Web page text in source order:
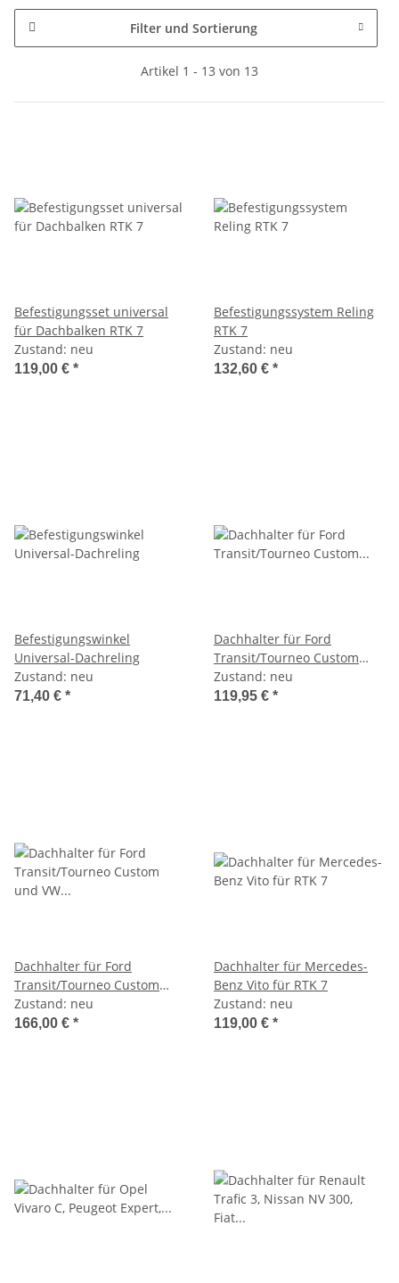
Filter und Sortierung
Artikel 1 - 13 von 13
Befestigungsset universal
für Dachbalken RTK 7
Zustand: neu
119,00 € *
Befestigungssystem Reling
RTK 7
Zustand: neu
132,60 € *
Befestigungswinkel
Universal-Dachreling
Zustand: neu
71,40 € *
Dachhalter für Ford
Transit/Tourneo Custom
(2012-2023) für RTK 7
Zustand: neu
119,95 € *
Dachhalter für Ford
Transit/Tourneo Custom
und VW New Transporter
für RTK 7
Zustand: neu
166,00 € *
Dachhalter für Mercedes-
Benz Vito für RTK 7
Zustand: neu
119,00 € *